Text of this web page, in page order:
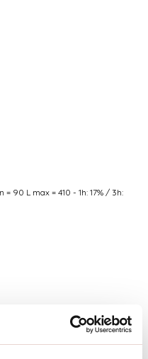
= 90 L max = 410 - 1h: 17% / 3h: